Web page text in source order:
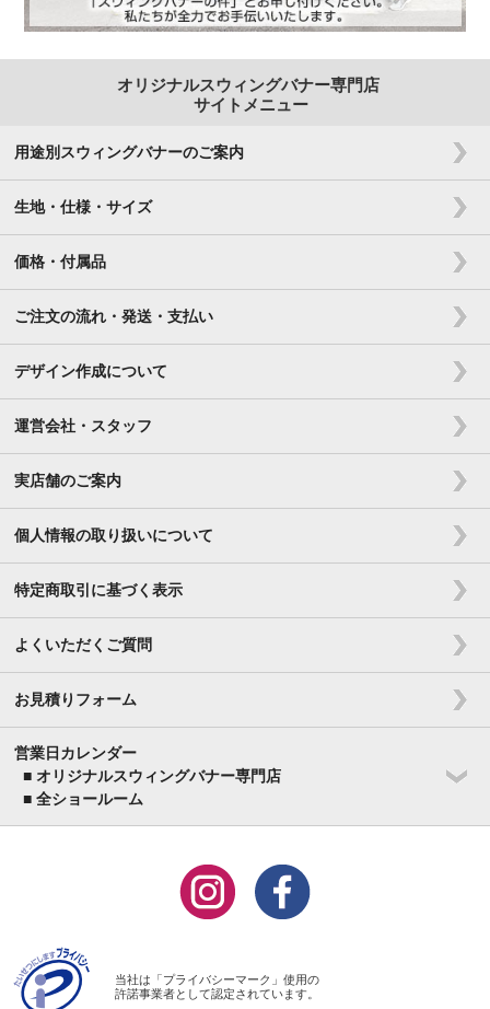
オリジナルスウィングバナー専門店
サイトメニュー
用途別スウィングバナーのご案内
生地・仕様・サイズ
価格・付属品
ご注文の流れ・発送・支払い
デザイン作成について
運営会社・スタッフ
実店舗のご案内
個人情報の取り扱いについて
特定商取引に基づく表示
よくいただくご質問
お見積りフォーム
営業日カレンダー
■ オリジナルスウィングバナー専門店
■ 全ショールーム
当社は「プライバシーマーク」使用の
許諾事業者として認定されています。